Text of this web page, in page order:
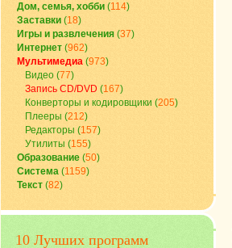
Дом, семья, хобби (114)
Заставки (18)
Игры и развлечения (37)
Интернет (962)
Мультимедиа (973)
Видео (77)
Запись CD/DVD (167)
Конверторы и кодировщики (205)
Плееры (212)
Редакторы (157)
Утилиты (155)
Образование (50)
Система (1159)
Текст (82)
10 Лучших программ